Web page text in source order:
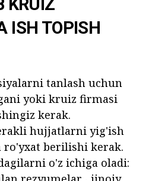
KRUIZ
ISH TOPISH
tanlash uchun
yoki kruiz firmasi
kerak.
hujjatlarni yig'ish
ro'yxat berilishi kerak.
o'z ichiga oladi: